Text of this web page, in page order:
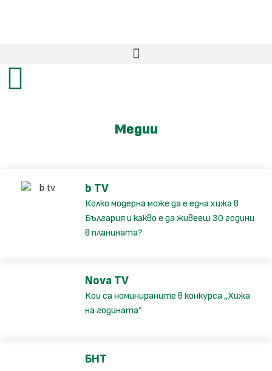
Медии
b TV
Колко модерна може да е една хижа в
България и какво е да живееш 30 години
в планината?
Nova TV
Кои са номинираните в конкурса „Хижа
на годината”
БНТ